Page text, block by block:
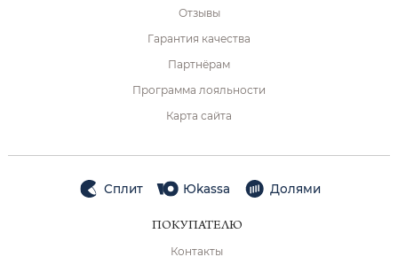
Отзывы
Гарантия качества
Партнёрам
Программа лояльности
Карта сайта
Сплит Юkassa Долями
ПОКУПАТЕЛЮ
Контакты